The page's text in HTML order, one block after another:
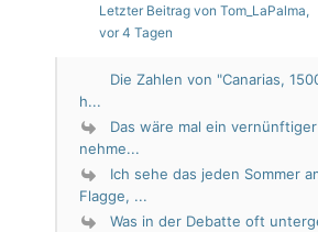
Letzter Beitrag von Tom_LaPalma,
vor 4 Tagen
Die Zahlen von "Canarias,
h...
Das wäre mal ein
nehme...
Ich sehe das jeden Sommer
Flagge, ...
Was in der Debatte oft